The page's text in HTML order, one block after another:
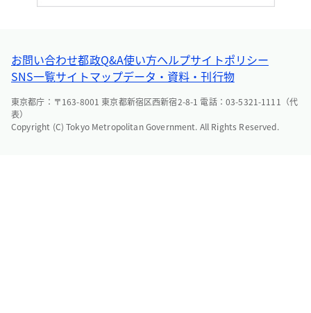
お問い合わせ都政Q&A使い方ヘルプサイトポリシー
SNS一覧サイトマップデータ・資料・刊行物
東京都庁：〒163-8001 東京都新宿区西新宿2-8-1 電話：03-5321-1111（代
表）
Copyright (C) Tokyo Metropolitan Government. All Rights Reserved.